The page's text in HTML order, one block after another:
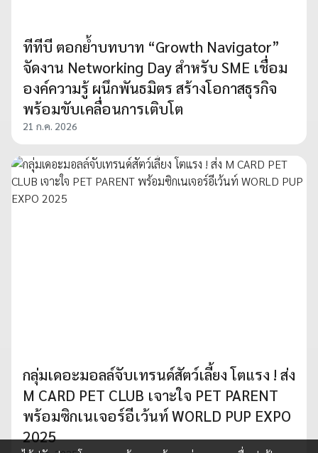
ทีทีบี ตอกย้ำบทบาท “Growth Navigator”
จัดงาน Networking Day สำหรับ SME เชื่อม
องค์ความรู้ ผนึกพันธมิตร สร้างโอกาสธุรกิจ
พร้อมขับเคลื่อนการเติบโต
21 ก.ค. 2026
กลุ่มเดอะมอลล์จับเทรนด์สัตว์เลี้ยง โตแรง ! ส่ง
M CARD PET CLUB เจาะใจ PET PARENT
พร้อมซิกเนเจอร์อีเว้นท์ WORLD PUP EXPO
2025